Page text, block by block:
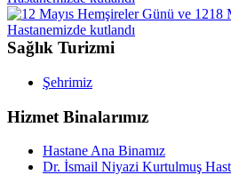
Sağlık Turizmi
Şehrimiz
Hizmet Binalarımız
Hastane Ana Binamız
Dr. İsmail Niyazi Kurtulmuş